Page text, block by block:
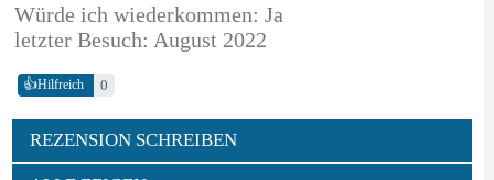
Würde ich wiederkommen: Ja
letzter Besuch: August 2022
👍Hilfreich 0
REZENSION SCHREIBEN